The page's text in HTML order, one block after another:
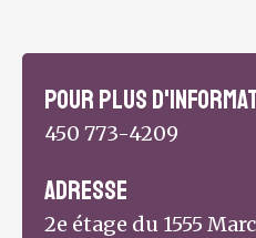
Pour plus
450 773-4209
Adresse
2e étage du 1555